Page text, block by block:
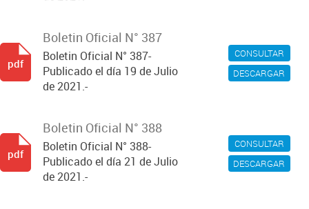
CONSULTAR
DESCARGAR
Boletin Oficial N° 387
Boletin Oficial N° 387-
Publicado el día 19 de Julio
de 2021.-
pdf
CONSULTAR
DESCARGAR
Boletin Oficial N° 388
Boletin Oficial N° 388-
Publicado el día 21 de Julio
de 2021.-
pdf